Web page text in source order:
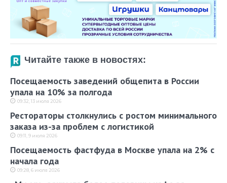
Читайте также в новостях:
Посещаемость заведений общепита в России
упала на 10% за полгода
09:32, 13 июля 2026
Рестораторы столкнулись с ростом минимального
заказа из-за проблем с логистикой
09:11, 9 июля 2026
Посещаемость фастфуда в Москве упала на 2% с
начала года
09:28, 6 июля 2026